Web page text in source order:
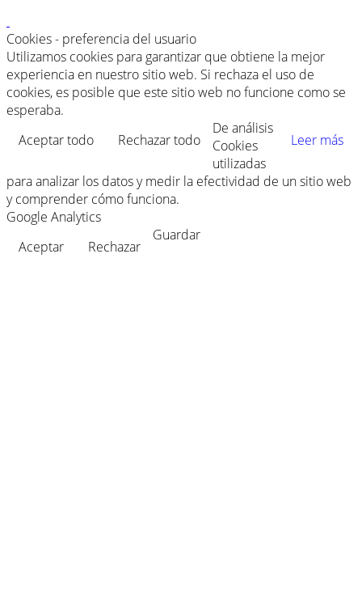
Cookies - preferencia del usuario
Utilizamos cookies para garantizar que obtiene la mejor
experiencia en nuestro sitio web. Si rechaza el uso de
cookies, es posible que este sitio web no funcione como se
esperaba.
Aceptar todo
Rechazar todo Leer más
De análisis
Cookies
utilizadas
para analizar los datos y medir la efectividad de un sitio web
y comprender cómo funciona.
Google Analytics
Aceptar
Rechazar
Guardar